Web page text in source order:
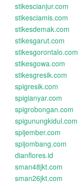
stikescianjur.com
stikesciamis.com
stikesdemak.com
stikesgarut.com
stikesgorontalo.com
stikesgowa.com
stikesgresik.com
spigresik.com
spigianyar.com
spigrobongan.com
spigunungkidul.com
spijember.com
spijombang.com
dianflores.id
sman48jkt.com
sman26jkt.com